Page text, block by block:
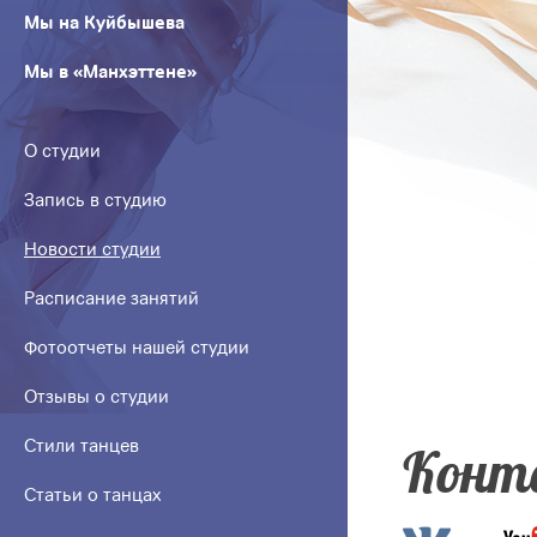
Мы на Куйбышева
Мы в «Манхэттене»
О студии
Запись в студию
Новости студии
Расписание занятий
Фотоотчеты нашей студии
Отзывы о студии
Стили танцев
Статьи о танцах